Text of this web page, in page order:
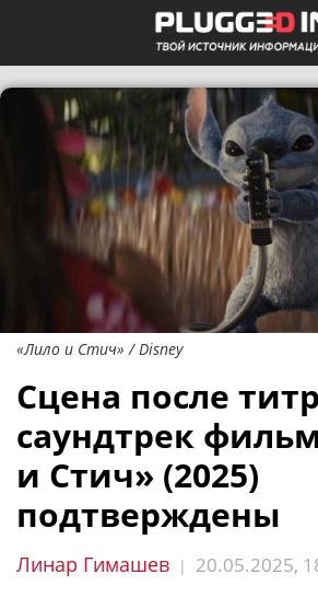
«Лило и Стич» / Disney
Сцена после
саундтрек
и Стич» (2025)
подтверждены
Линар Гимашев | 20.05.2025,